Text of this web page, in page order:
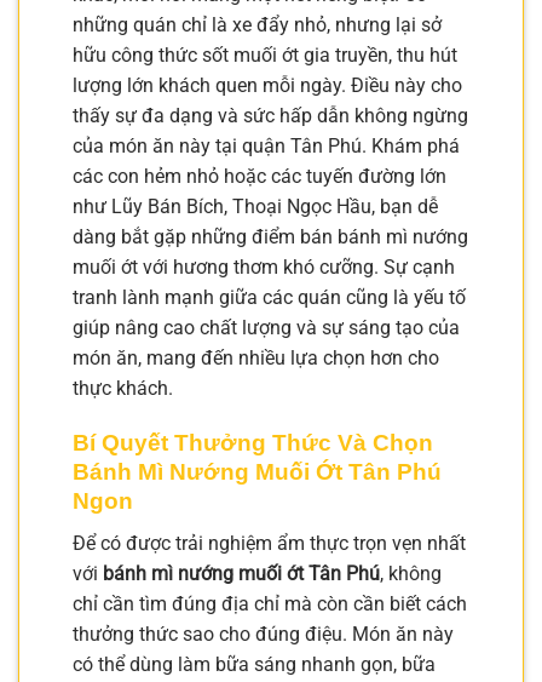
những quán chỉ là xe đẩy nhỏ, nhưng lại sở
hữu công thức sốt muối ớt gia truyền, thu hút
lượng lớn khách quen mỗi ngày. Điều này cho
thấy sự đa dạng và sức hấp dẫn không ngừng
của món ăn này tại quận Tân Phú. Khám phá
các con hẻm nhỏ hoặc các tuyến đường lớn
như Lũy Bán Bích, Thoại Ngọc Hầu, bạn dễ
dàng bắt gặp những điểm bán bánh mì nướng
muối ớt với hương thơm khó cưỡng. Sự cạnh
tranh lành mạnh giữa các quán cũng là yếu tố
giúp nâng cao chất lượng và sự sáng tạo của
món ăn, mang đến nhiều lựa chọn hơn cho
thực khách.
Bí Quyết Thưởng Thức Và Chọn
Bánh Mì Nướng Muối Ớt Tân Phú
Ngon
Để có được trải nghiệm ẩm thực trọn vẹn nhất
với bánh mì nướng muối ớt Tân Phú, không
chỉ cần tìm đúng địa chỉ mà còn cần biết cách
thưởng thức sao cho đúng điệu. Món ăn này
có thể dùng làm bữa sáng nhanh gọn, bữa